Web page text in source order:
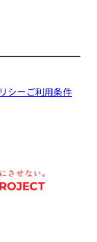
シー ご利用条件